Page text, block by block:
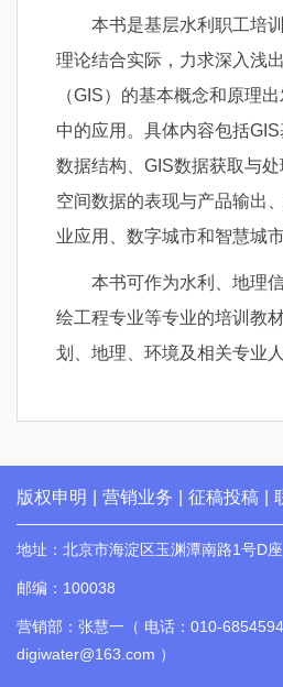
本书是基层水利职工培
理论结合实际，力求深入浅
（GIS）的基本概念和原理
中的应用。具体内容包括
数据结构、GIS数据获取与处
空间数据的表现与产品输出
业应用、数字城市和智慧城市
本书可作为水利、地理
绘工程专业等专业的培训教
划、地理、环境及相关专业
版权申明 营销业务 征稿投稿
地址：北京市海淀区玉渊潭南路1号D座
邮编：100038
营销部：张慧一（ 电话：010-
digiwater@163.com ）